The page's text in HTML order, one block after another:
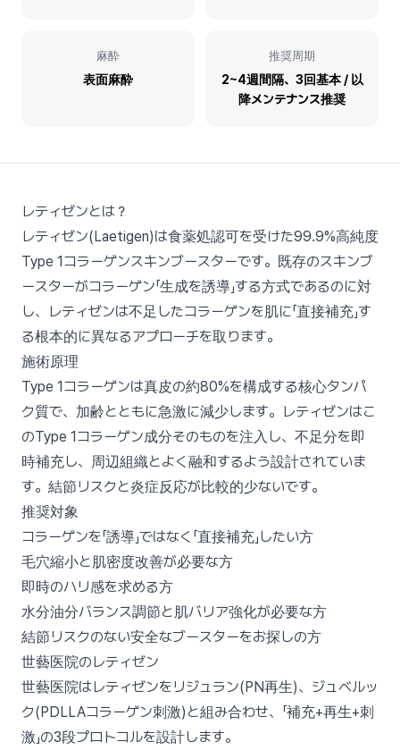
麻酔
表面麻酔
推奨周期
2~4週間隔、3回基本 / 以
降メンテナンス推奨
レティゼンとは？
レティゼン(Laetigen)は食薬処認可を受けた99.9%高純度
Type 1コラーゲンスキンブースターです。既存のスキンブ
ースターがコラーゲン「生成を誘導」する方式であるのに対
し、レティゼンは不足したコラーゲンを肌に「直接補充」す
る根本的に異なるアプローチを取ります。
施術原理
Type 1コラーゲンは真皮の約80%を構成する核心タンパ
ク質で、加齢とともに急激に減少します。レティゼンはこ
のType 1コラーゲン成分そのものを注入し、不足分を即
時補充し、周辺組織とよく融和するよう設計されていま
す。結節リスクと炎症反応が比較的少ないです。
推奨対象
コラーゲンを「誘導」ではなく「直接補充」したい方
毛穴縮小と肌密度改善が必要な方
即時のハリ感を求める方
水分油分バランス調節と肌バリア強化が必要な方
結節リスクのない安全なブースターをお探しの方
世藝医院のレティゼン
世藝医院はレティゼンをリジュラン(PN再生)、ジュベルッ
ク(PDLLAコラーゲン刺激)と組み合わせ、「補充+再生+刺
激」の3段プロトコルを設計します。